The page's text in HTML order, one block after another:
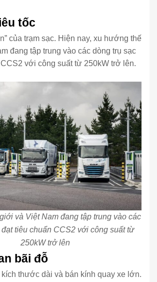
tốc
của trạm sạc. Hiện nay, xu hướng thế
đang tập trung vào các dòng trụ sạc
với công suất từ 250kW trở lên.
và Việt Nam đang tập trung vào các
tiêu chuẩn CCS2 với công suất từ
250kW trở lên
bãi đỗ
kích thước dài và bán kính quay xe lớn.